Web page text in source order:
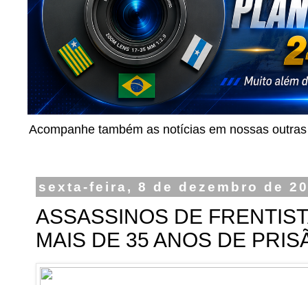
Acompanhe também as notícias em nossas
sexta-feira, 8 de dezembro de
ASSASSINOS DE
MAIS DE 35 ANOS DE